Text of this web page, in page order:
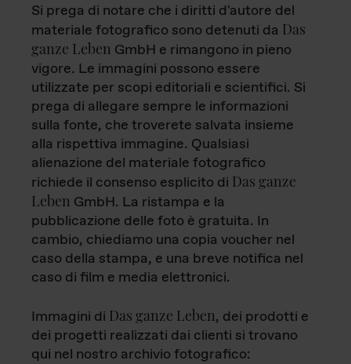
Si prega di notare che i diritti d'autore del
materiale fotografico sono detenuti da Das
ganze Leben GmbH e rimangono in pieno
vigore. Le immagini possono essere
utilizzate per scopi editoriali e scientifici. Si
prega di allegare sempre le informazioni
sulla fonte, che troverete salvata insieme
alla rispettiva immagine. Qualsiasi
alienazione del materiale fotografico
richiede il consenso esplicito di Das ganze
Leben GmbH. La ristampa e la
pubblicazione delle foto è gratuita. In
cambio, chiediamo una copia voucher nel
caso della stampa, e una breve notifica nel
caso di film e media elettronici.
Immagini di Das ganze Leben, dei prodotti e
dei progetti realizzati dai clienti si trovano
qui nel nostro archivio fotografico: